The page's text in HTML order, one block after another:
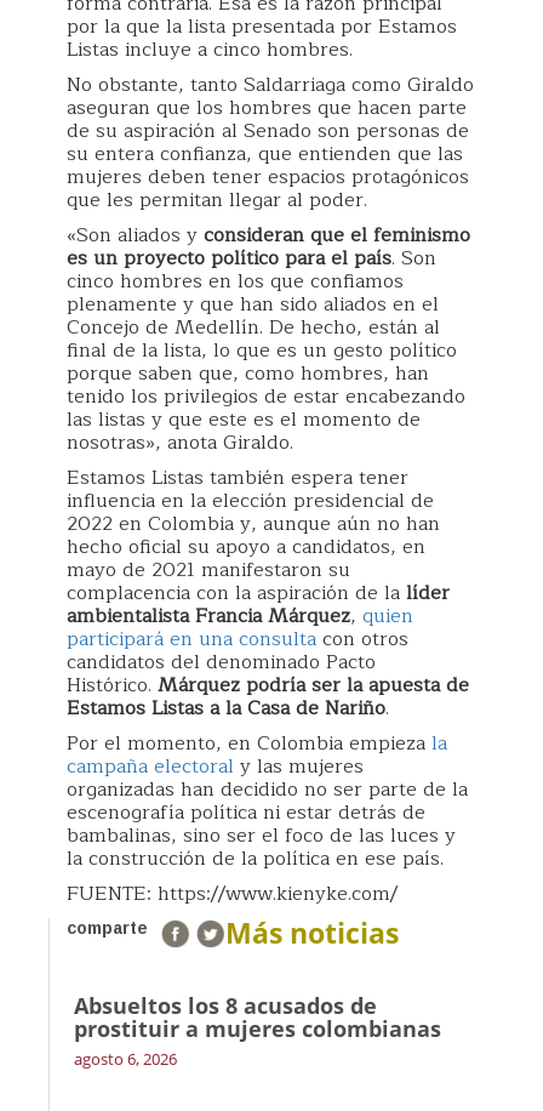
por la que la lista presentada por Estamos
Listas incluye a cinco hombres.
No obstante, tanto Saldarriaga como Giraldo
aseguran que los hombres que hacen parte
de su aspiración al Senado son personas de
su entera confianza, que entienden que las
mujeres deben tener espacios protagónicos
que les permitan llegar al poder.
«Son aliados yconsideran que el feminismo
es un proyecto político para el país. Son
cinco hombres en los que confiamos
plenamente y que han sido aliados en el
Concejo de Medellín. De hecho, están al
final de la lista, lo que es un gesto político
porque saben que, como hombres, han
tenido los privilegios de estar encabezando
las listas y que este es el momento de
nosotras», anota Giraldo.
Estamos Listas también espera tener
influencia en la elección presidencial de
2022 en Colombia y, aunque aún no han
hecho oficial su apoyo a candidatos, en
mayo de 2021 manifestaron su
complacencia con la aspiración de lalíder
ambientalista Francia Márquez, quien
participará en una consultacon otros
candidatos del denominado Pacto
Histórico. Márquez podría ser la apuesta de
Estamos Listas a la Casa de Nariño.
Por el momento, en Colombia empiezala
campaña electoral y las mujeres
organizadas han decidido no ser parte de la
escenografía política ni estar detrás de
bambalinas, sino ser el foco de las luces y
la construcción de la política en ese país.
FUENTE: https://www.kienyke.com/
comparte Más noticias
Absueltos los 8 acusados de
prostituir a mujeres colombianas
agosto 6, 2026